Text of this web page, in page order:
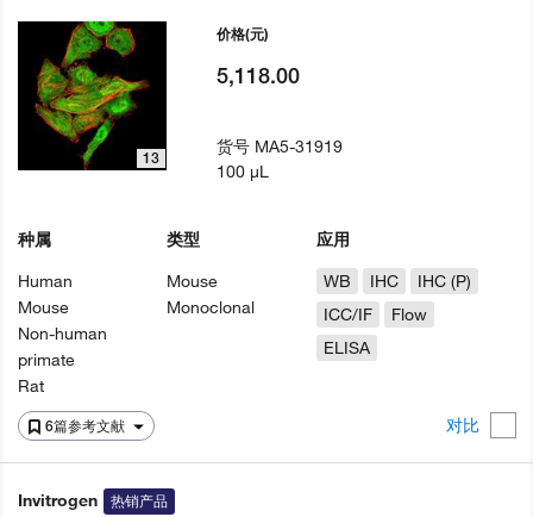
6篇参考文献 对比
13
种属
Human
Mouse
Non-human
primate
Rat
类型
Mouse
Monoclonal
应用
WB
IHC
IHC (P)
ICC/IF
Flow
ELISA
价格(元)
5,118.00
货号 MA5-31919
100 µL
Invitrogen 热销产品